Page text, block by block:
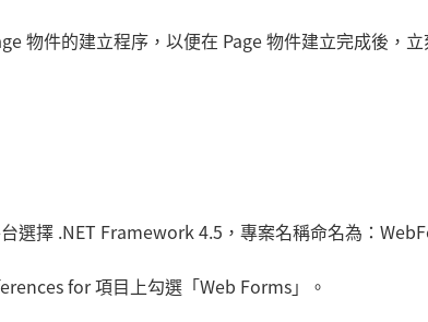
物件的建立程序，以便在 Page 物件建立完成後，
選擇 .NET Framework 4.5，專案名稱命名為：
for 項目上勾選「Web Forms」。